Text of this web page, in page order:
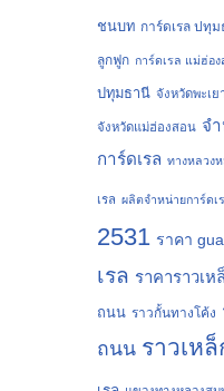
ชนบท การ์ดเรล ปทุ
ลูกฟูก การ์ดเรล แม่ฮ่อง
ปทุมธานี จังหวัดพะเย
จังหวัดแม่ฮ่องสอน จ
การ์ดเรล ทางหลวง
เรล ผลิตจำหน่ายการ์ดเ
2531 ราคา
เรล ราคาราวเ
ถนน ราวกั้นทางโค้ง
ถนน ราวเห